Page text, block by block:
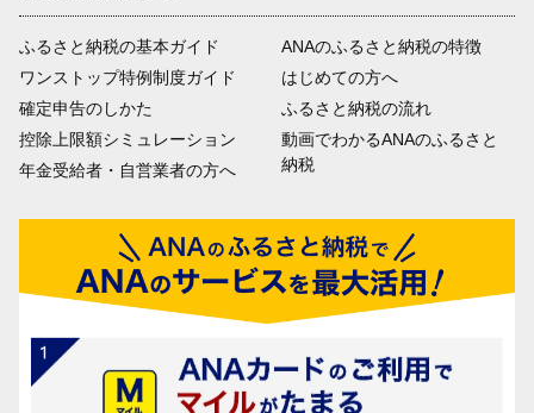
ふるさと納税の基本ガイド
ワンストップ特例制度ガイド
確定申告のしかた
控除上限額シミュレーション
年金受給者・自営業者の方へ
ANAのふるさと納税の特徴
はじめての方へ
ふるさと納税の流れ
動画でわかるANAのふるさと
納税